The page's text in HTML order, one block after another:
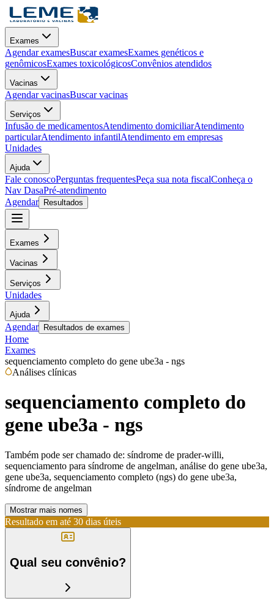
Exames
Agendar examesBuscar examesExames genéticos e
genômicosExames toxicológicosConvênios atendidos
Vacinas
Agendar vacinasBuscar vacinas
Serviços
Infusão de medicamentosAtendimento domiciliarAtendimento
particularAtendimento infantilAtendimento em empresas
Unidades
Ajuda
Fale conoscoPerguntas frequentesPeça sua nota fiscalConheça o
Nav DasaPré-atendimento
Agendar
Resultados
Exames
Vacinas
Serviços
Unidades
Ajuda
Agendar Resultados de exames
Home
Exames
sequenciamento completo do gene ube3a - ngs
Análises clínicas
sequenciamento completo do
gene ube3a - ngs
Também pode ser chamado de: síndrome de prader-willi,
sequenciamento para síndrome de angelman, análise do gene ube3a,
gene ube3a, sequenciamento completo (ngs) do gene ube3a,
síndrome de angelman
Mostrar mais nomes
Resultado em até 30 dias úteis
Qual seu convênio?